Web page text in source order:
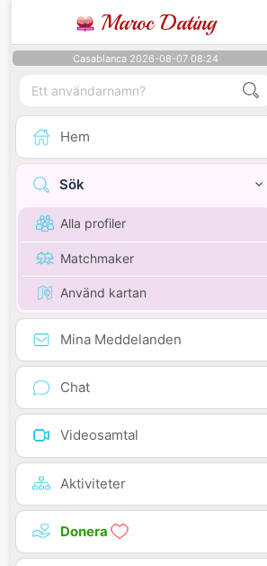
Maroc Dating
Casablanca 2026-08-07 08:24
Hem
Sök
Alla profiler
Matchmaker
Använd kartan
Mina Meddelanden
Chat
Videosamtal
Aktiviteter
Donera